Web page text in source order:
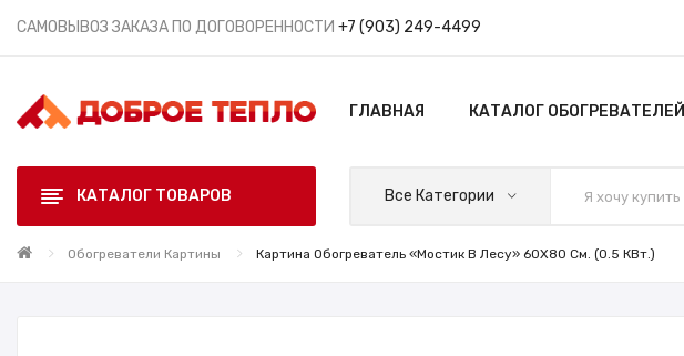
САМОВЫВОЗ ЗАКАЗА ПО ДОГОВОРЕННОСТИ +7 (903) 249-4499
ГЛАВНАЯ КАТАЛОГ ОБОГРЕВАТЕЛЕЙ
КАТАЛОГ ТОВАРОВ Все Категории
Обогреватели Картины Картина Обогреватель «Мостик В Лесу» 60X80 См. (0.5 КВт.)